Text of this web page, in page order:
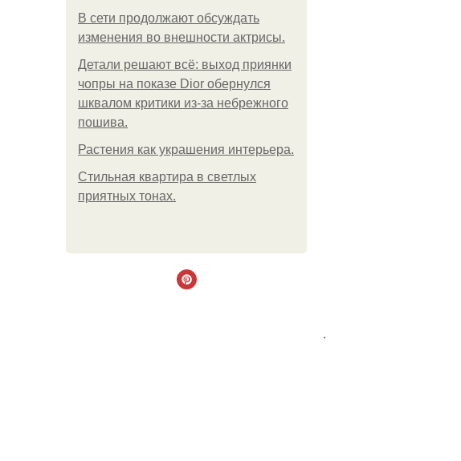
В сети продолжают обсуждать
изменения во внешности актрисы.
Детали решают всё: выход приянки
чопры на показе Dior обернулся
шквалом критики из-за небрежного
пошива.
Растения как украшения интерьера.
Стильная квартира в светлых
приятных тонах.
.